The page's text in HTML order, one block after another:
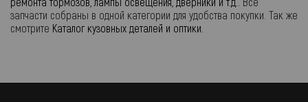
запчасти собраны в одной категории для удобства покупки. Так же
смотрите Каталог кузовных деталей и оптики.